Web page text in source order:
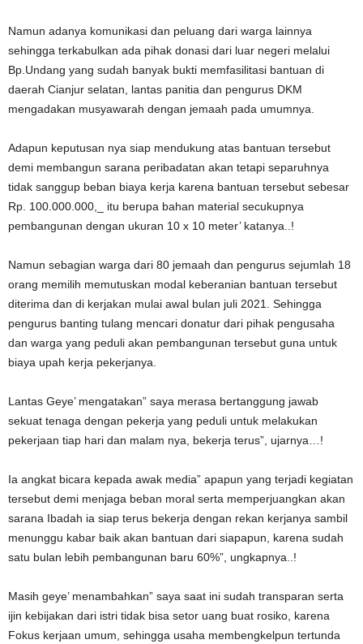
Namun adanya komunikasi dan peluang dari warga lainnya
sehingga terkabulkan ada pihak donasi dari luar negeri melalui
Bp.Undang yang sudah banyak bukti memfasilitasi bantuan di
daerah Cianjur selatan, lantas panitia dan pengurus DKM
mengadakan musyawarah dengan jemaah pada umumnya.
Adapun keputusan nya siap mendukung atas bantuan tersebut
demi membangun sarana peribadatan akan tetapi separuhnya
tidak sanggup beban biaya kerja karena bantuan tersebut sebesar
Rp. 100.000.000,_ itu berupa bahan material secukupnya
pembangunan dengan ukuran 10 x 10 meter’ katanya..!
Namun sebagian warga dari 80 jemaah dan pengurus sejumlah 18
orang memilih memutuskan modal keberanian bantuan tersebut
diterima dan di kerjakan mulai awal bulan juli 2021. Sehingga
pengurus banting tulang mencari donatur dari pihak pengusaha
dan warga yang peduli akan pembangunan tersebut guna untuk
biaya upah kerja pekerjanya.
Lantas Geye’ mengatakan” saya merasa bertanggung jawab
sekuat tenaga dengan pekerja yang peduli untuk melakukan
pekerjaan tiap hari dan malam nya, bekerja terus”, ujarnya…!
Ia angkat bicara kepada awak media” apapun yang terjadi kegiatan
tersebut demi menjaga beban moral serta memperjuangkan akan
sarana Ibadah ia siap terus bekerja dengan rekan kerjanya sambil
menunggu kabar baik akan bantuan dari siapapun, karena sudah
satu bulan lebih pembangunan baru 60%”, ungkapnya..!
Masih geye’ menambahkan” saya saat ini sudah transparan serta
ijin kebijakan dari istri tidak bisa setor uang buat rosiko, karena
Fokus kerjaan umum, sehingga usaha membengkelpun tertunda